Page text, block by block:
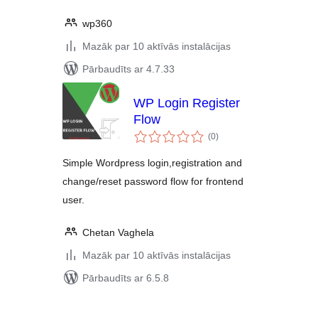
wp360
Mazāk par 10 aktīvās instalācijas
Pārbaudīts ar 4.7.33
WP Login Register
Flow
(0vērtējumu
kopsumma
)
Simple Wordpress login,registration and
change/reset password flow for frontend
user.
Chetan Vaghela
Mazāk par 10 aktīvās instalācijas
Pārbaudīts ar 6.5.8